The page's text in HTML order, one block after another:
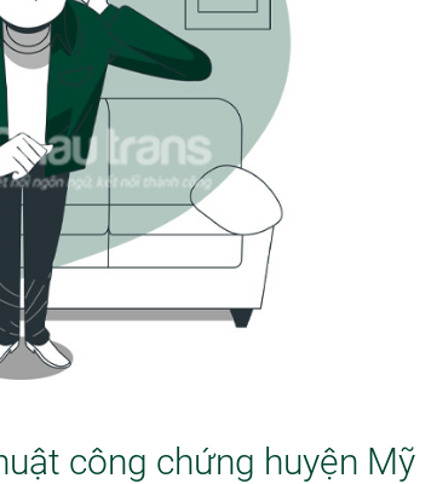
công chứng huyện Mỹ